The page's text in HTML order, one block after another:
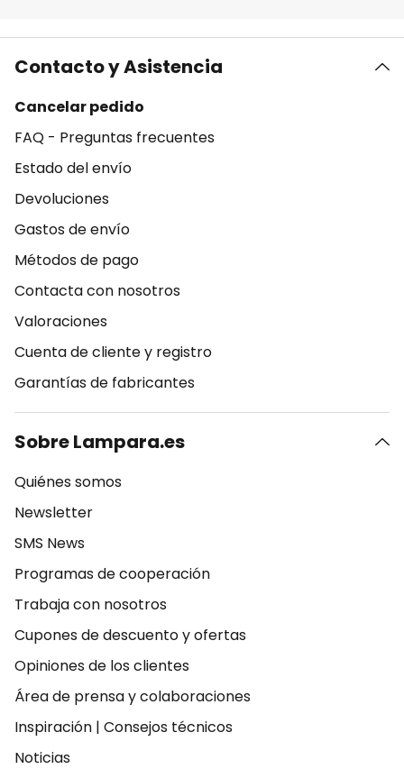
Contacto y Asistencia
Cancelar pedido
FAQ - Preguntas frecuentes
Estado del envío
Devoluciones
Gastos de envío
Métodos de pago
Contacta con nosotros
Valoraciones
Cuenta de cliente y registro
Garantías de fabricantes
Sobre Lampara.es
Quiénes somos
Newsletter
SMS News
Programas de cooperación
Trabaja con nosotros
Cupones de descuento y ofertas
Opiniones de los clientes
Área de prensa y colaboraciones
Inspiración | Consejos técnicos
Noticias